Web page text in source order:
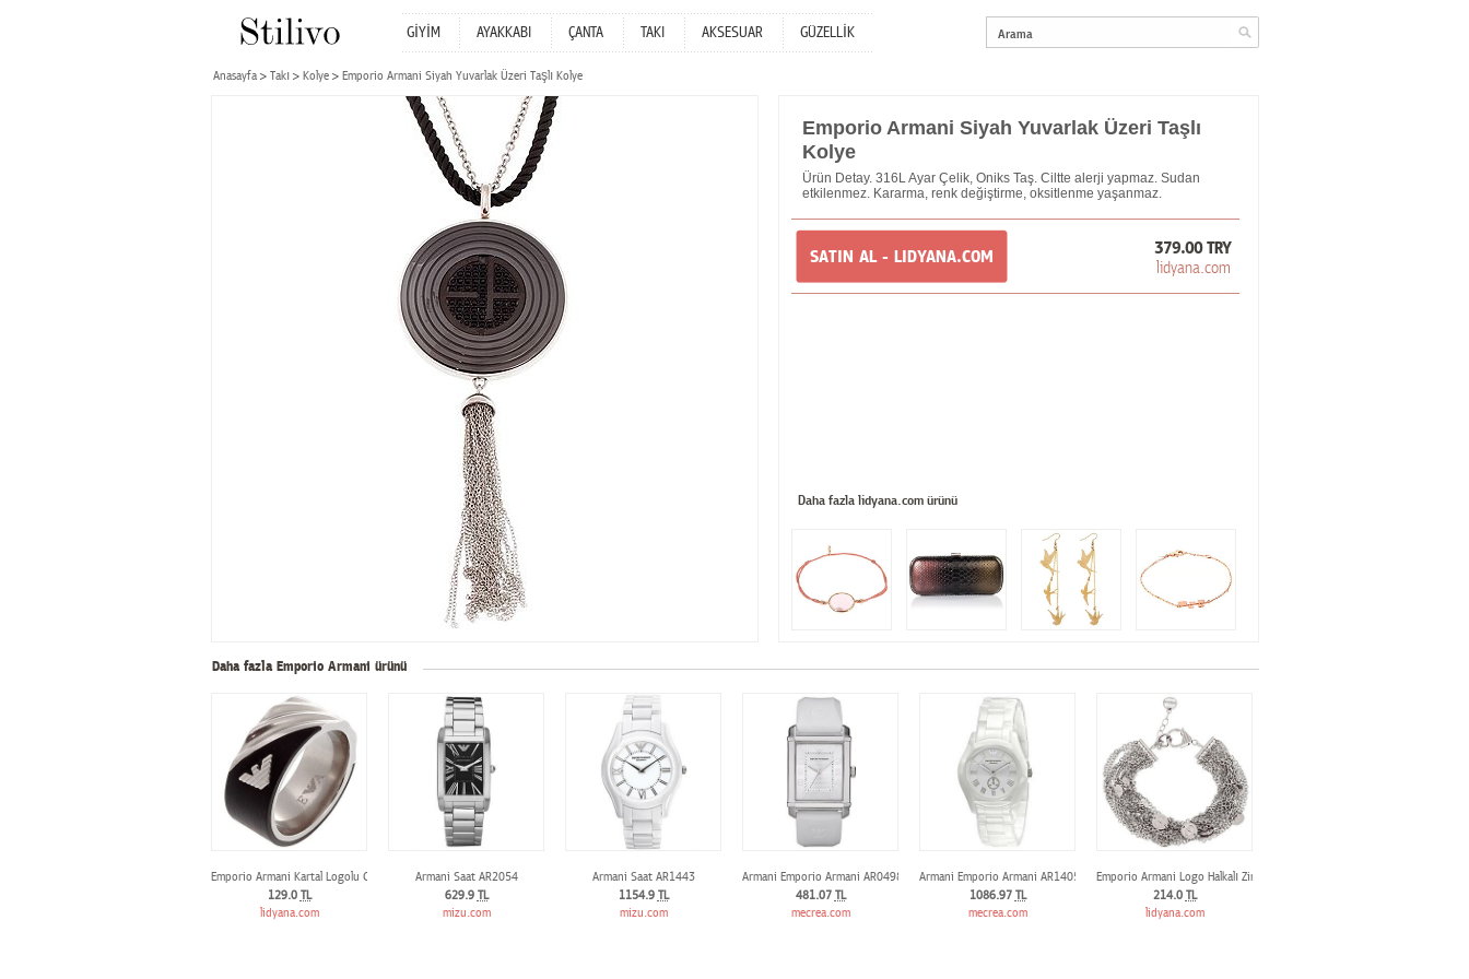
GİYİM AYAKKABI ÇANTA TAKI AKSESUAR GÜZELLİK
Anasayfa Takı Kolye Emporio Armani Siyah Yuvarlak Üzeri Taşlı Kolye
Emporio Armani Siyah Yuvarlak Üzeri Taşlı
Kolye
Ürün Detay. 316L Ayar Çelik, Oniks Taş. Ciltte alerji yapmaz. Sudan
etkilenmez. Kararma, renk değiştirme, oksitlenme yaşanmaz.
SATIN AL - LIDYANA.COM 379.00 TRY
lidyana.com
Daha fazla lidyana.com ürünü
Daha fazla Emporio Armani ürünü
Emporio Armani Kartal Logolu Gümüş Yüzük
129.0 TL
lidyana.com
Armani Saat AR2054
629.9 TL
mizu.com
Armani Saat AR1443
1154.9 TL
mizu.com
Armani Emporio Armani AR0498
481.07 TL
mecrea.com
Armani Emporio Armani AR1405
1086.97 TL
mecrea.com
Emporio Armani Logo Halkalı Zincir Bileklik
214.0 TL
lidyana.com